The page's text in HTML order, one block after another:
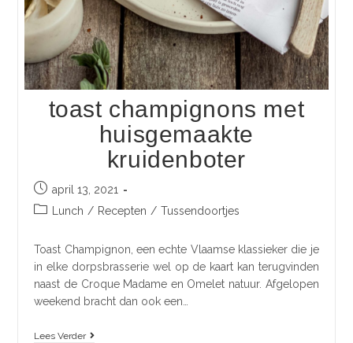
toast champignons met
huisgemaakte
kruidenboter
april 13, 2021
Lunch / Recepten / Tussendoortjes
Toast Champignon, een echte Vlaamse klassieker die je
in elke dorpsbrasserie wel op de kaart kan terugvinden
naast de Croque Madame en Omelet natuur. Afgelopen
weekend bracht dan ook een…
Lees Verder